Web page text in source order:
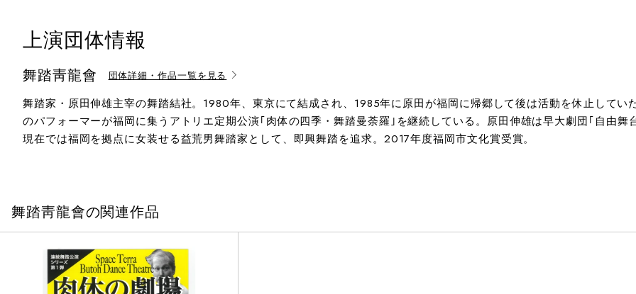
上演団体情報
舞踏靑龍會 団体詳細・作品一覧を見る
舞踏家・原田伸雄主宰の舞踏結社。1980年、東京にて結成され、1985年に原田が福岡に帰郷して後は活動を休止して
のパフォーマーが福岡に集うアトリエ定期公演｢肉体の四季・舞踏曼荼羅｣を継続している。原田伸雄は早大劇団｢自由舞
現在では福岡を拠点に女装せる益荒男舞踏家として、即興舞踏を追求。2017年度福岡市文化賞受賞。
舞踏靑龍會の関連作品